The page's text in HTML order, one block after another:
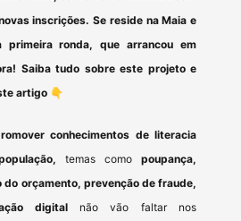
inscrições. Se reside na Maia e
primeira ronda, que arrancou em
Saiba tudo sobre este projeto e
artigo 👇
conhecimentos de literacia
temas como poupança,
do orçamento, prevenção de fraude,
digital não vão faltar nos